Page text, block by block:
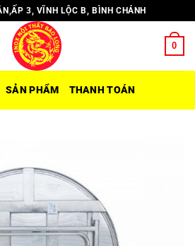
3, VĨNH LỘC B, BÌNH CHÁNH
0
SẢN PHẨM THANH TOÁN